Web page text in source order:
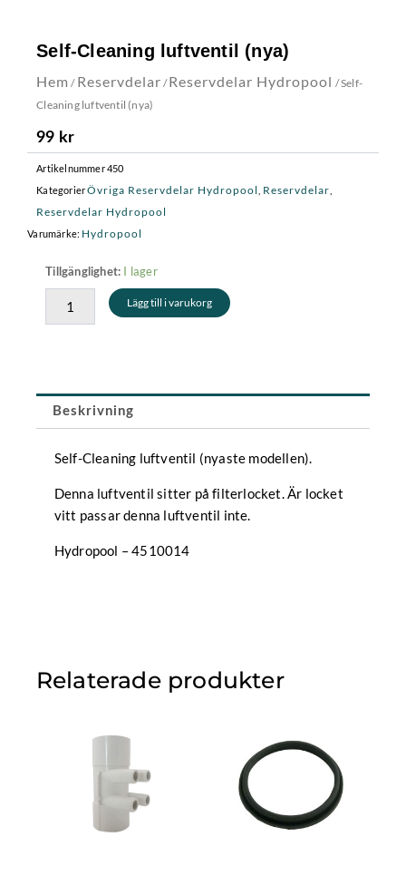
Self-Cleaning luftventil (nya)
Hem / Reservdelar /Reservdelar Hydropool / Self-
Cleaning luftventil (nya)
99 kr
Artikelnummer450
KategorierÖvriga Reservdelar Hydropool Reservdelar
Reservdelar Hydropool
Varumärke: Hydropool
Tillgänglighet: I lager
Self-
Cleaning
luftventil
(nya)
Lägg till i varukorg
Beskrivning
Self-Cleaning luftventil (nyaste modellen).
Denna luftventil sitter på filterlocket. Är locket
vitt passar denna luftventil inte.
Hydropool – 4510014
Relaterade produkter